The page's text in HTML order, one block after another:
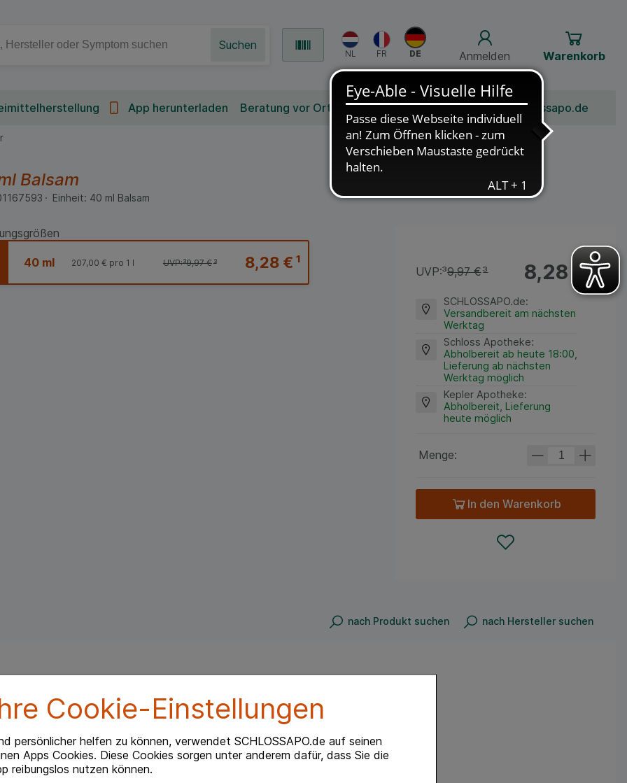
Cookie-Einstellungen
persönlicher helfen zu können, verwendet SCHLOSSAPO.de auf seinen
Apps Cookies. Diese Cookies sorgen unter anderem dafür, dass Sie die
reibungslos nutzen können.
Anmelden Warenkorb
Suchen
App herunterladen Beratung vor Ort Bonusprogramm Jobs Über Schlossapo.de
Balsam
Einheit: 40 ml Balsam
40 ml 8,28 €¹
UVP:³9,97 €³
207,00 € pro 1 l 8,28 €¹
UVP:³9,97 €³
SCHLOSSAPO.de:
Versandbereit am nächsten
Werktag
Schloss Apotheke:
Abholbereit ab heute 18:00,
Lieferung ab nächsten
Werktag möglich
Kepler Apotheke:
Abholbereit, Lieferung
heute möglich
Menge:
In den Warenkorb
nach Produkt suchen nach Hersteller suchen
Sternanis und Thymian.
einmassieren.